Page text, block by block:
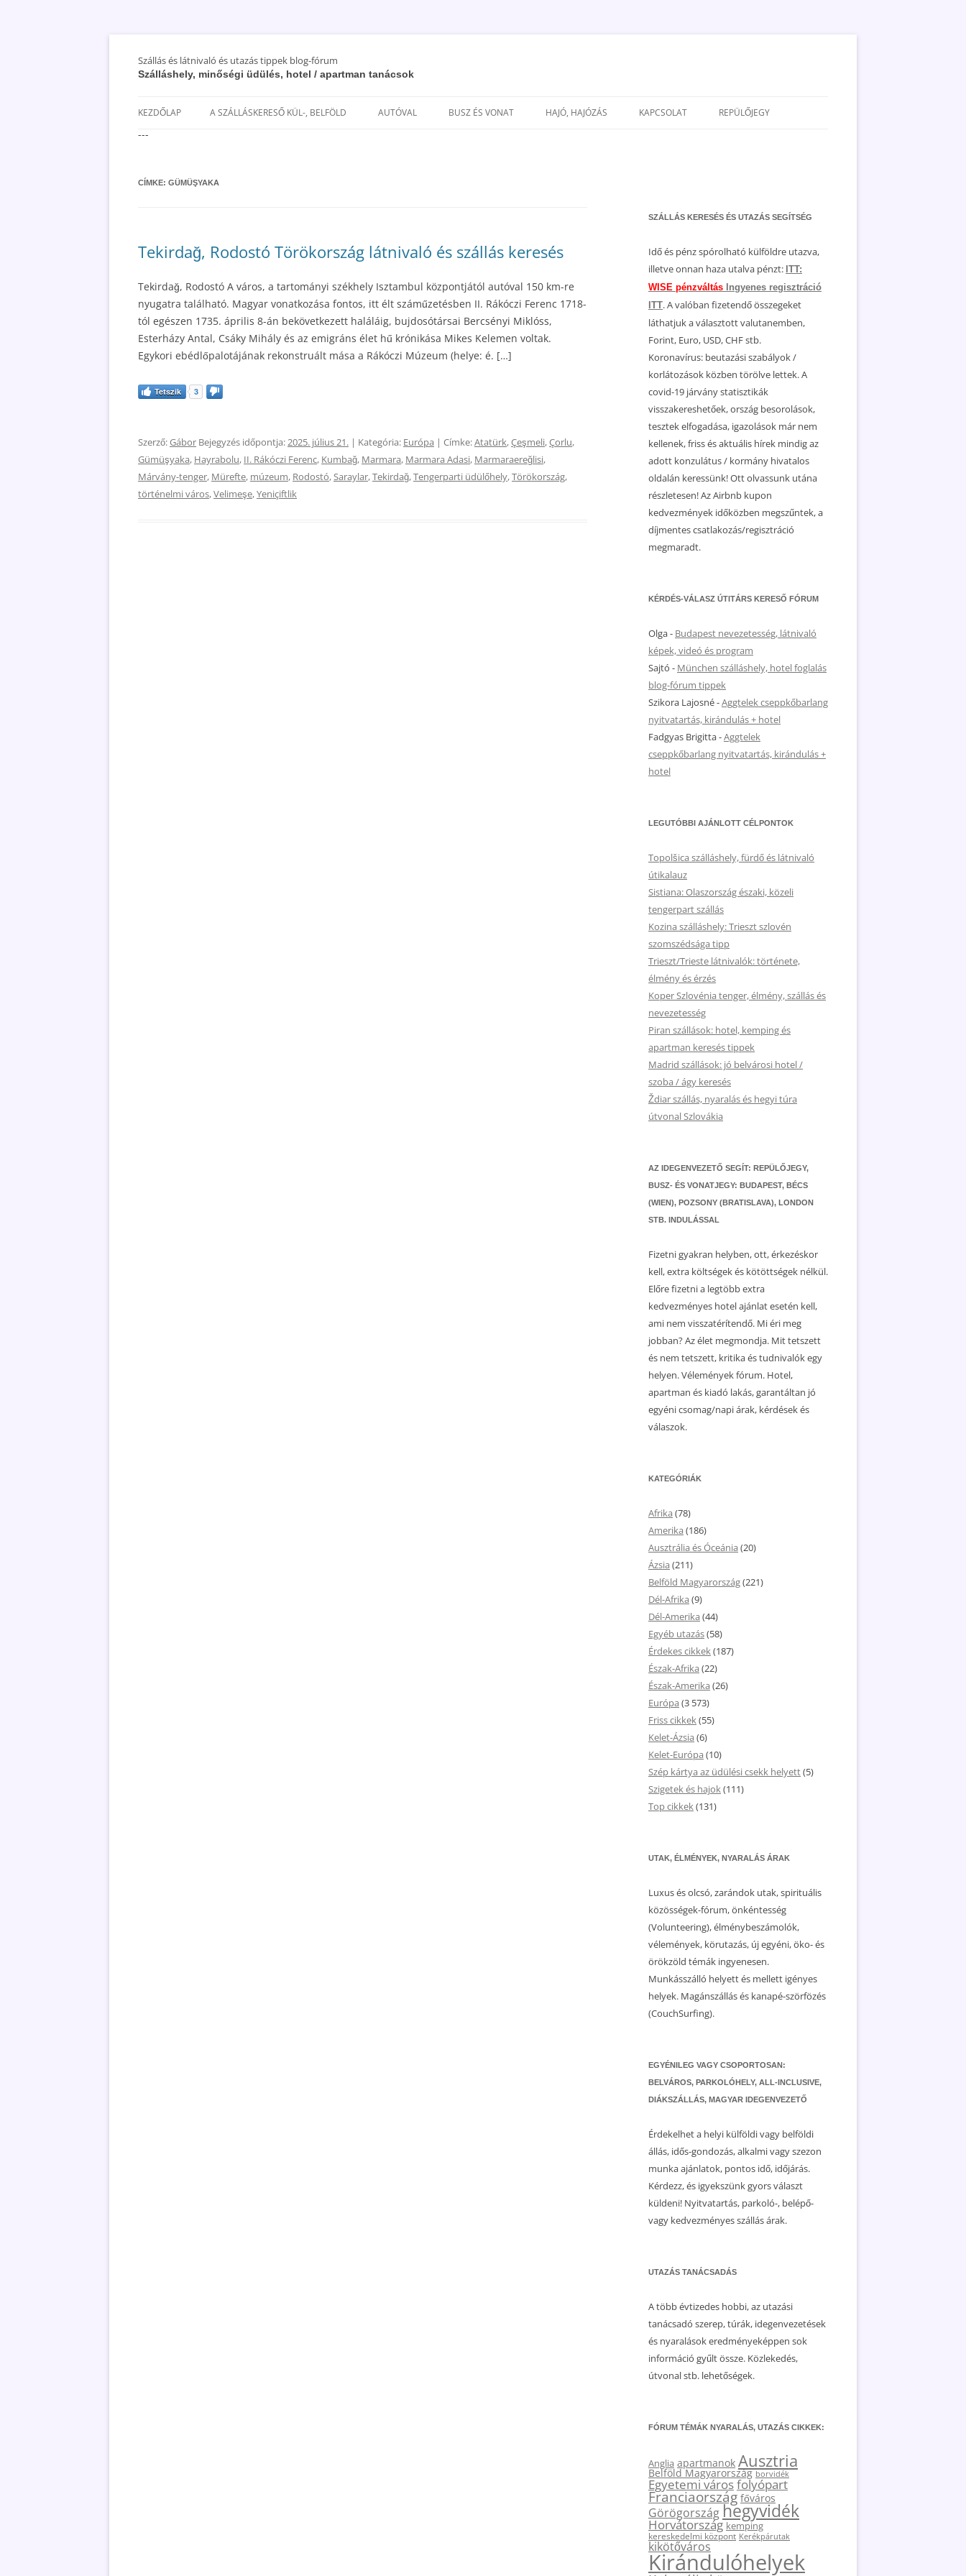
Szállás és látnivaló és utazás tippek blog-fórum
Szálláshely, minőségi üdülés, hotel / apartman tanácsok
a
KEZDŐLAP A SZÁLLÁSKERESŐ KÜL-, BELFÖLD AUTÓVAL BUSZ ÉS VONAT HAJÓ, HAJÓZÁS KAPCSOLAT REPÜLŐJEGY
---
CÍMKE: GÜMÜŞYAKA
Tekirdağ, Rodostó Törökország látnivaló és szállás keresés
Tekirdağ, Rodostó A város, a tartományi székhely Isztambul központjától autóval 150 km-re
nyugatra található. Magyar vonatkozása fontos, itt élt száműzetésben II. Rákóczi Ferenc 1718-
tól egészen 1735. április 8-án bekövetkezett haláláig, bujdosótársai Bercsényi Miklóss,
Esterházy Antal, Csáky Mihály és az emigráns élet hű krónikása Mikes Kelemen voltak.
Egykori ebédlőpalotájának rekonstruált mása a Rákóczi Múzeum (helye: é. […]
Tetszik 3
Szerző:Gábor Bejegyzés időpontja:2025. július 21. | Kategória: Európa | Címke:Atatürk,Çeşmeli,Çorlu,
Gümüşyaka, Hayrabolu, II. Rákóczi Ferenc, Kumbağ, Marmara, Marmara Adasi, Marmaraereğlisi,
Márvány-tenger, Mürefte, múzeum, Rodostó,Saraylar,Tekirdağ,Tengerparti üdülőhely,Törökország,
történelmi város,Velimeşe,Yeniçiftlik
SZÁLLÁS KERESÉS ÉS UTAZÁS SEGÍTSÉG
Idő és pénz spórolható külföldre utazva,
illetve onnan haza utalva pénzt: ITT:
WISE pénzváltás Ingyenes regisztráció
ITT. A valóban fizetendő összegeket
láthatjuk a választott valutanemben,
Forint, Euro, USD, CHF stb.
Koronavírus: beutazási szabályok /
korlátozások közben törölve lettek. A
covid-19 járvány statisztikák
visszakereshetőek, ország besorolások,
tesztek elfogadása, igazolások már nem
kellenek, friss és aktuális hírek mindig az
adott konzulátus / kormány hivatalos
oldalán keressünk! Ott olvassunk utána
részletesen! Az Airbnb kupon
kedvezmények időközben megszűntek, a
díjmentes csatlakozás/regisztráció
megmaradt.
KÉRDÉS-VÁLASZ ÚTITÁRS KERESŐ FÓRUM
Olga- Budapest nevezetesség, látnivaló
képek, videó és program
Sajtó - München szálláshely, hotel foglalás
blog-fórum tippek
Szikora Lajosné-Aggtelek cseppkőbarlang
nyitvatartás, kirándulás + hotel
Fadgyas Brigitta-Aggtelek
cseppkőbarlang nyitvatartás, kirándulás +
hotel
LEGUTÓBBI AJÁNLOTT CÉLPONTOK
Topolšica szálláshely, fürdő és látnivaló
útikalauz
Sistiana: Olaszország északi, közeli
tengerpart szállás
Kozina szálláshely: Trieszt szlovén
szomszédsága tipp
Trieszt/Trieste látnivalók: története,
élmény és érzés
Koper Szlovénia tenger, élmény, szállás és
nevezetesség
Piran szállások: hotel, kemping és
apartman keresés tippek
Madrid szállások: jó belvárosi hotel /
szoba / ágy keresés
Ždiar szállás, nyaralás és hegyi túra
útvonal Szlovákia
AZ IDEGENVEZETŐ SEGÍT: REPÜLŐJEGY,
BUSZ- ÉS VONATJEGY: BUDAPEST, BÉCS
(WIEN), POZSONY (BRATISLAVA), LONDON
STB. INDULÁSSAL
Fizetni gyakran helyben, ott, érkezéskor
kell, extra költségek és kötöttségek nélkül.
Előre fizetni a legtöbb extra
kedvezményes hotel ajánlat esetén kell,
ami nem visszatérítendő. Mi éri meg
jobban? Az élet megmondja. Mit tetszett
és nem tetszett, kritika és tudnivalók egy
helyen. Vélemények fórum. Hotel,
apartman és kiadó lakás, garantáltan jó
egyéni csomag/napi árak, kérdések és
válaszok.
KATEGÓRIÁK
Afrika (78)
Amerika (186)
Ausztrália és Óceánia (20)
Ázsia (211)
Belföld Magyarország(221)
Dél-Afrika (9)
Dél-Amerika (44)
Egyéb utazás(58)
Érdekes cikkek(187)
Észak-Afrika (22)
Észak-Amerika (26)
Európa (3 573)
Friss cikkek(55)
Kelet-Ázsia (6)
Kelet-Európa (10)
Szép kártya az üdülési csekk helyett(5)
Szigetek és hajok(111)
Top cikkek(131)
UTAK, ÉLMÉNYEK, NYARALÁS ÁRAK
Luxus és olcsó, zarándok utak, spirituális
közösségek-fórum, önkéntesség
(Volunteering), élménybeszámolók,
vélemények, körutazás, új egyéni, öko- és
örökzöld témák ingyenesen.
Munkásszálló helyett és mellett igényes
helyek. Magánszállás és kanapé-szörfözés
(CouchSurfing).
EGYÉNILEG VAGY CSOPORTOSAN:
BELVÁROS, PARKOLÓHELY, ALL-INCLUSIVE,
DIÁKSZÁLLÁS, MAGYAR IDEGENVEZETŐ
Érdekelhet a helyi külföldi vagy belföldi
állás, idős-gondozás, alkalmi vagy szezon
munka ajánlatok, pontos idő, időjárás.
Kérdezz, és igyekszünk gyors választ
küldeni! Nyitvatartás, parkoló-, belépő-
vagy kedvezményes szállás árak.
UTAZÁS TANÁCSADÁS
A több évtizedes hobbi, az utazási
tanácsadó szerep, túrák, idegenvezetések
és nyaralások eredményeképpen sok
információ gyűlt össze. Közlekedés,
útvonal stb. lehetőségek.
FÓRUM TÉMÁK NYARALÁS, UTAZÁS CIKKEK:
Anglia apartmanok Ausztria
Belföld Magyarország borvidék
Egyetemi városfolyópart
Franciaország főváros
Görögországhegyvidék
Horvátország kemping
kereskedelmi központ Kerékpárutak
kikötőváros
Kirándulóhelyek